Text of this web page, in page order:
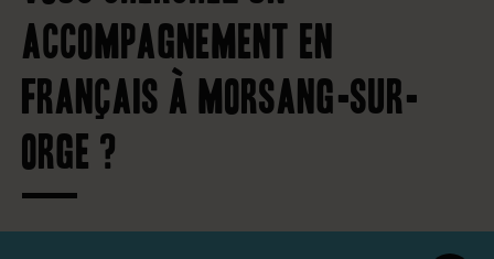
accompagnement en
français à Morsang-sur-
Orge ?